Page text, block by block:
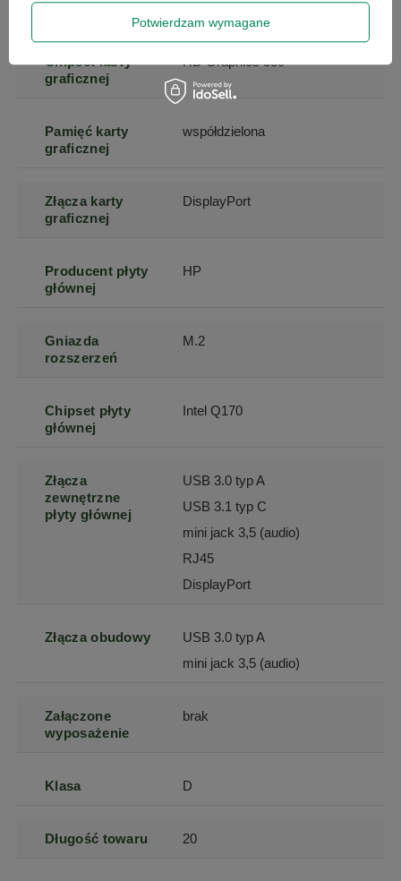
graficznej
Chipset karty
graficznej
HD Graphics 530
Pamięć karty
graficznej
współdzielona
Złącza karty
graficznej
DisplayPort
Producent płyty
głównej
HP
Gniazda
rozszerzeń
M.2
Chipset płyty
głównej
Intel Q170
Złącza
zewnętrzne
płyty głównej
USB 3.0 typ A
USB 3.1 typ C
mini jack 3,5 (audio)
RJ45
DisplayPort
Złącza obudowy
USB 3.0 typ A
mini jack 3,5 (audio)
Załączone
wyposażenie
brak
Klasa D
Długość towaru 20
Potwierdzam wymagane